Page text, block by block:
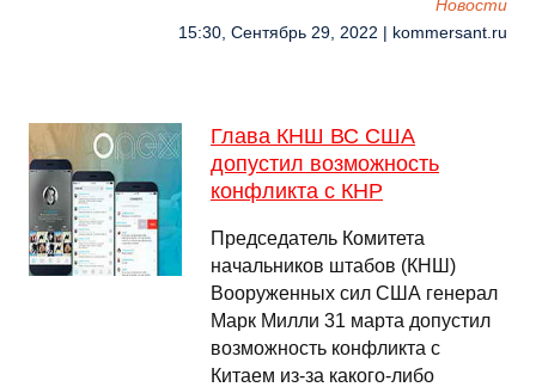
Новости
15:30, Сентябрь 29, 2022 | kommersant.ru
Глава КНШ ВС США
допустил возможность
конфликта с КНР
Председатель Комитета
начальников штабов (КНШ)
Вооруженных сил США генерал
Марк Милли 31 марта допустил
возможность конфликта с
Китаем из-за какого-либо